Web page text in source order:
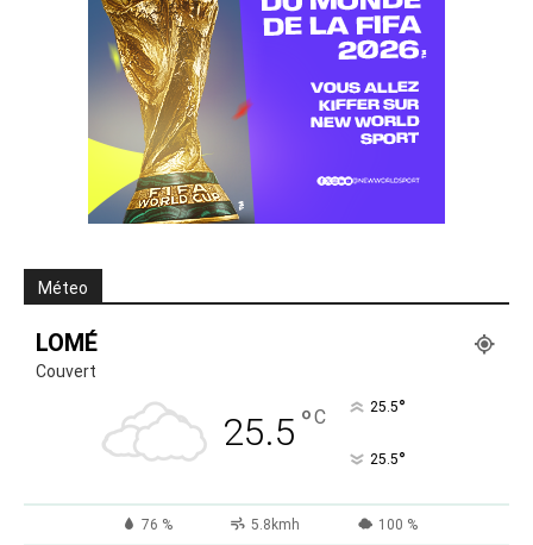
Méteo
LOMÉ
Couvert
25.5 °C 25.5°
25.5°
76 % 5.8kmh 100 %